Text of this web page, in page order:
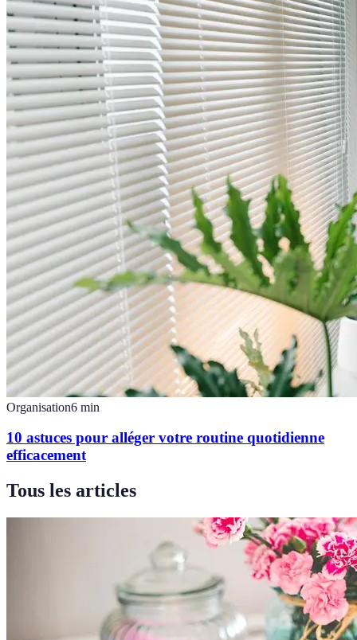
Organisation6 min
10 astuces pour alléger votre routine quotidienne
efficacement
Tous les articles